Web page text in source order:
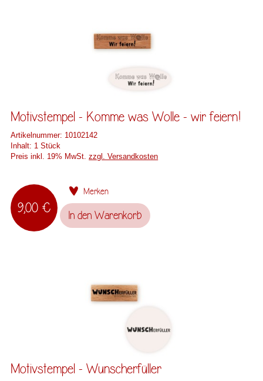
Motivstempel - Komme was Wolle - wir feiern!
Artikelnummer: 10102142
Inhalt: 1 Stück
Preis inkl. 19% MwSt.zzgl. Versandkosten
9,00 €
Merken
In den Warenkorb
Motivstempel - Wunscherfüller